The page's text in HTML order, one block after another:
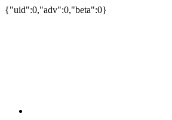
{"uid":0,"adv":0,"beta":0}